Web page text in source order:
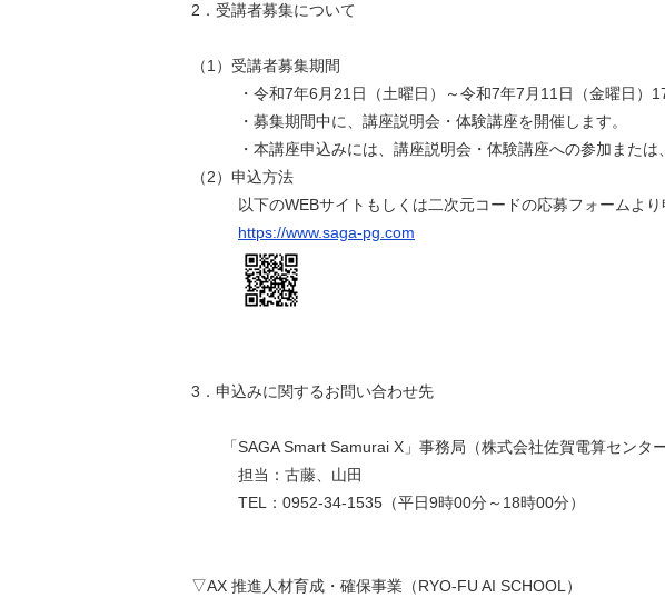
2．受講者募集について
（1）受講者募集期間
・令和7年6月21日（土曜日）～令和7年7月11日（金曜日）
・募集期間中に、講座説明会・体験講座を開催します。
・本講座申込みには、講座説明会・体験講座への参加または、
（2）申込方法
以下のWEBサイトもしくは二次元コードの応募フォームより
https://www.saga-pg.com
3．申込みに関するお問い合わせ先
「SAGA Smart Samurai X」事務局（株式会社佐賀電算センター
担当：古藤、山田
TEL：0952-34-1535（平日9時00分～18時00分）
▽AX 推進人材育成・確保事業（RYO-FU AI SCHOOL）